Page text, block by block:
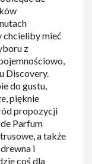
chcieliby mieć
z
Discovery.
do gustu,
pięknie
propozycji
Parfum
a także
i
coś dla